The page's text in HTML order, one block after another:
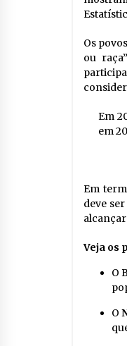
Os
ou
Em
em
Em
deve
Veja os
O
O